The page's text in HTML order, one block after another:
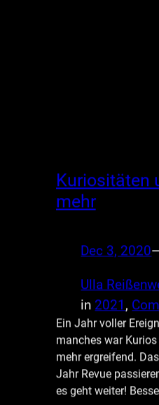
Kuriositäten
mehr
Dec 3, 2020
Ulla
in 2021
Ein Jahr voller
manches war
mehr ergreifend.
Jahr Revue
es geht weiter!